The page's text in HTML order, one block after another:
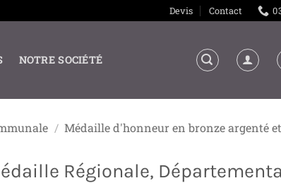
Devis Contact
NOTRE SOCIÉTÉ
/ Médaille d'honneur en bronze argenté
Régionale,